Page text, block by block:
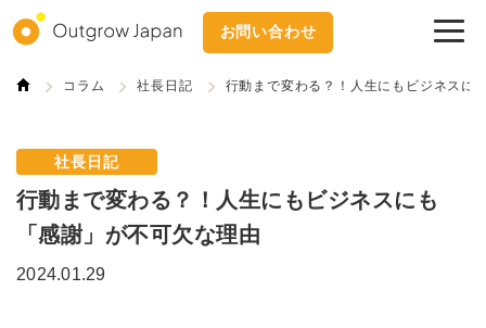
お問い合わせ
コラム 社長日記 行動まで変わる？！人生にもビジネスに
社長日記
行動まで変わる？！人生にもビジネスにも
「感謝」が不可欠な理由
2024.01.29